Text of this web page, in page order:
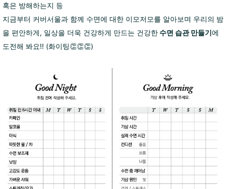
혹은 방해하는지 등
지금부터 커버서울과 함께 수면에 대한 이모저모를 알아보며 우리의 밤
을 편안하게, 일상을 더욱 건강하게 만드는 건강한 수면 습관 만들기에
도전해 봐요!! (화이팅👏👏👏)